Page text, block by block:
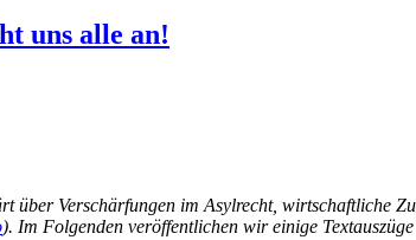
uns alle an!
über Verschärfungen im Asylrecht, wirtschaftliche
). Im Folgenden veröffentlichen wir einige